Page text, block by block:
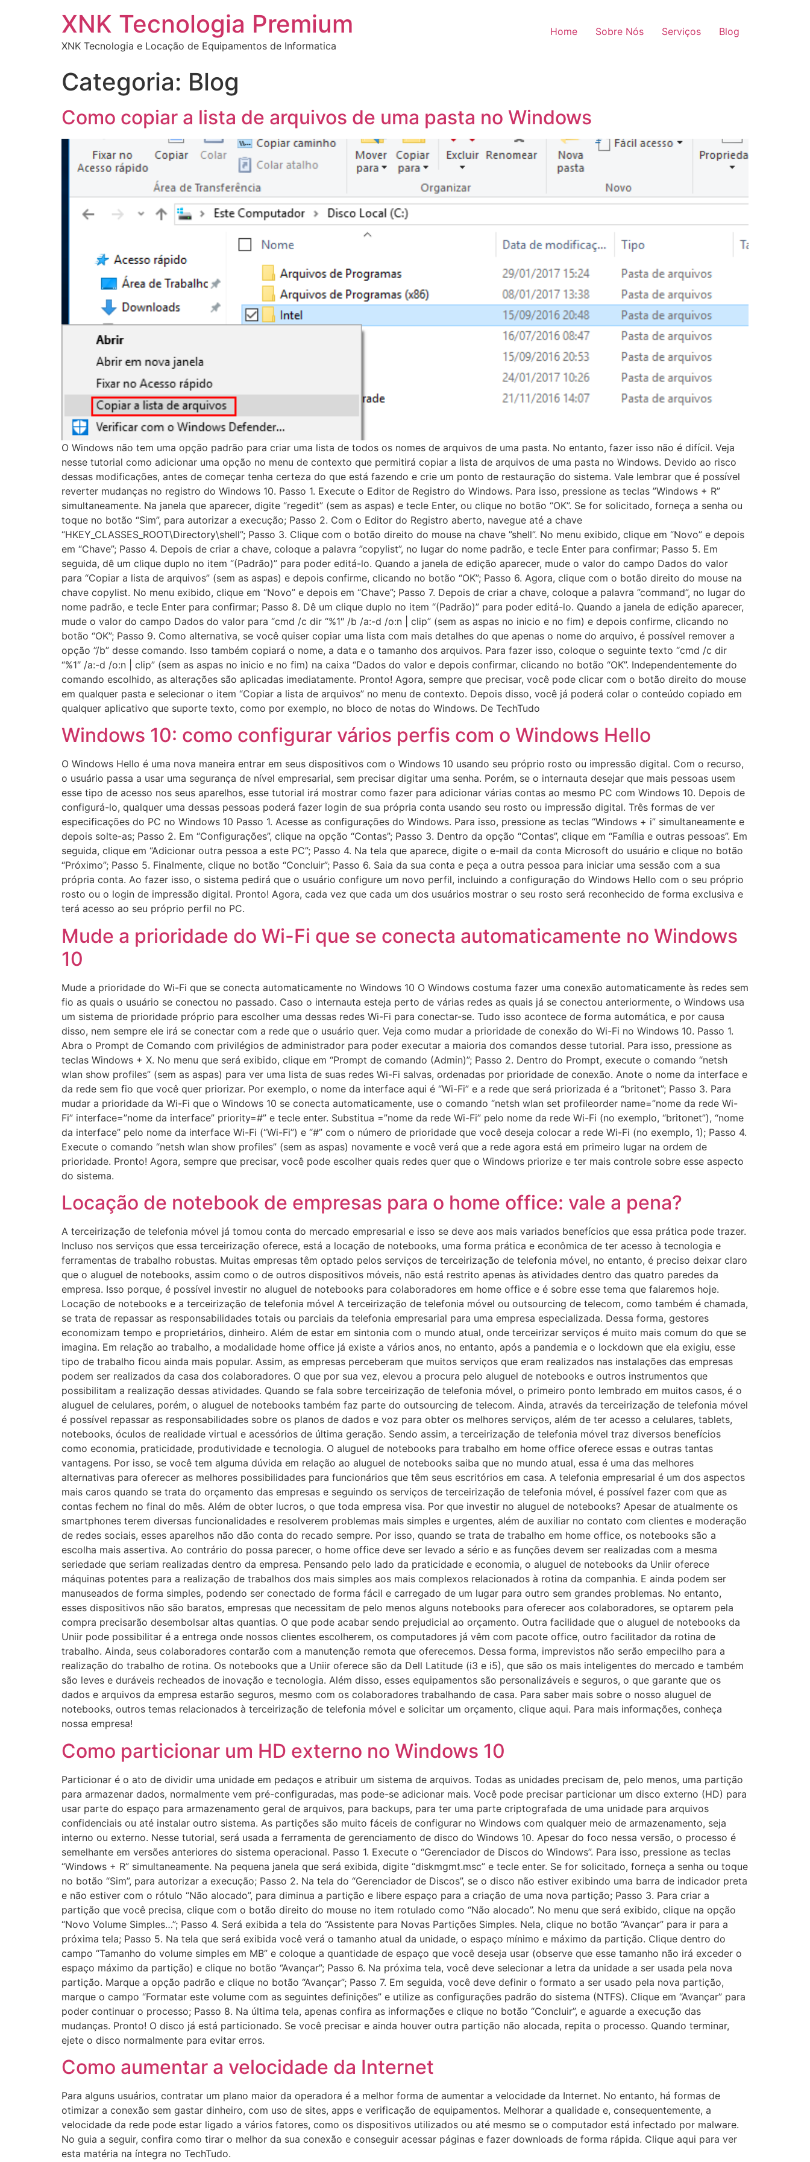
XNK Tecnologia Premium
XNK Tecnologia e Locação de Equipamentos de Informatica
Home Sobre Nós Serviços Blog
Categoria: Blog
Como copiar a lista de arquivos de uma pasta no Windows
O Windows não tem uma opção padrão para criar uma lista de todos os nomes de arquivos de uma pasta. No entanto, fazer isso não é difícil. Veja
nesse tutorial como adicionar uma opção no menu de contexto que permitirá copiar a lista de arquivos de uma pasta no Windows. Devido ao risco
dessas modificações, antes de começar tenha certeza do que está fazendo e crie um ponto de restauração do sistema. Vale lembrar que é possível
reverter mudanças no registro do Windows 10. Passo 1. Execute o Editor de Registro do Windows. Para isso, pressione as teclas ”Windows + R”
simultaneamente. Na janela que aparecer, digite “regedit” (sem as aspas) e tecle Enter, ou clique no botão “OK”. Se for solicitado, forneça a senha ou
toque no botão “Sim”, para autorizar a execução; Passo 2. Com o Editor do Registro aberto, navegue até a chave
“HKEY_CLASSES_ROOT\Directory\shell”; Passo 3. Clique com o botão direito do mouse na chave ”shell”. No menu exibido, clique em “Novo” e depois
em “Chave”; Passo 4. Depois de criar a chave, coloque a palavra ”copylist”, no lugar do nome padrão, e tecle Enter para confirmar; Passo 5. Em
seguida, dê um clique duplo no item “(Padrão)” para poder editá-lo. Quando a janela de edição aparecer, mude o valor do campo Dados do valor
para “Copiar a lista de arquivos” (sem as aspas) e depois confirme, clicando no botão “OK”; Passo 6. Agora, clique com o botão direito do mouse na
chave copylist. No menu exibido, clique em “Novo” e depois em “Chave”; Passo 7. Depois de criar a chave, coloque a palavra ”command”, no lugar do
nome padrão, e tecle Enter para confirmar; Passo 8. Dê um clique duplo no item “(Padrão)” para poder editá-lo. Quando a janela de edição aparecer,
mude o valor do campo Dados do valor para “cmd /c dir “%1″ /b /a:-d /o:n | clip” (sem as aspas no inicio e no fim) e depois confirme, clicando no
botão “OK”; Passo 9. Como alternativa, se você quiser copiar uma lista com mais detalhes do que apenas o nome do arquivo, é possível remover a
opção ”/b” desse comando. Isso também copiará o nome, a data e o tamanho dos arquivos. Para fazer isso, coloque o seguinte texto “cmd /c dir
“%1″ /a:-d /o:n | clip” (sem as aspas no inicio e no fim) na caixa “Dados do valor e depois confirmar, clicando no botão “OK”. Independentemente do
comando escolhido, as alterações são aplicadas imediatamente. Pronto! Agora, sempre que precisar, você pode clicar com o botão direito do mouse
em qualquer pasta e selecionar o item “Copiar a lista de arquivos” no menu de contexto. Depois disso, você já poderá colar o conteúdo copiado em
qualquer aplicativo que suporte texto, como por exemplo, no bloco de notas do Windows. De TechTudo
Windows 10: como configurar vários perfis com o Windows Hello
O Windows Hello é uma nova maneira entrar em seus dispositivos com o Windows 10 usando seu próprio rosto ou impressão digital. Com o recurso,
o usuário passa a usar uma segurança de nível empresarial, sem precisar digitar uma senha. Porém, se o internauta desejar que mais pessoas usem
esse tipo de acesso nos seus aparelhos, esse tutorial irá mostrar como fazer para adicionar várias contas ao mesmo PC com Windows 10. Depois de
configurá-lo, qualquer uma dessas pessoas poderá fazer login de sua própria conta usando seu rosto ou impressão digital. Três formas de ver
especificações do PC no Windows 10 Passo 1. Acesse as configurações do Windows. Para isso, pressione as teclas “Windows + i” simultaneamente e
depois solte-as; Passo 2. Em “Configurações”, clique na opção “Contas”; Passo 3. Dentro da opção “Contas”, clique em “Família e outras pessoas”. Em
seguida, clique em “Adicionar outra pessoa a este PC”; Passo 4. Na tela que aparece, digite o e-mail da conta Microsoft do usuário e clique no botão
“Próximo”; Passo 5. Finalmente, clique no botão “Concluir”; Passo 6. Saia da sua conta e peça a outra pessoa para iniciar uma sessão com a sua
própria conta. Ao fazer isso, o sistema pedirá que o usuário configure um novo perfil, incluindo a configuração do Windows Hello com o seu próprio
rosto ou o login de impressão digital. Pronto! Agora, cada vez que cada um dos usuários mostrar o seu rosto será reconhecido de forma exclusiva e
terá acesso ao seu próprio perfil no PC.
Mude a prioridade do Wi-Fi que se conecta automaticamente no Windows
10
Mude a prioridade do Wi-Fi que se conecta automaticamente no Windows 10 O Windows costuma fazer uma conexão automaticamente às redes sem
fio as quais o usuário se conectou no passado. Caso o internauta esteja perto de várias redes as quais já se conectou anteriormente, o Windows usa
um sistema de prioridade próprio para escolher uma dessas redes Wi-Fi para conectar-se. Tudo isso acontece de forma automática, e por causa
disso, nem sempre ele irá se conectar com a rede que o usuário quer. Veja como mudar a prioridade de conexão do Wi-Fi no Windows 10. Passo 1.
Abra o Prompt de Comando com privilégios de administrador para poder executar a maioria dos comandos desse tutorial. Para isso, pressione as
teclas Windows + X. No menu que será exibido, clique em “Prompt de comando (Admin)”; Passo 2. Dentro do Prompt, execute o comando “netsh
wlan show profiles” (sem as aspas) para ver uma lista de suas redes Wi-Fi salvas, ordenadas por prioridade de conexão. Anote o nome da interface e
da rede sem fio que você quer priorizar. Por exemplo, o nome da interface aqui é “Wi-Fi” e a rede que será priorizada é a “britonet”; Passo 3. Para
mudar a prioridade da Wi-Fi que o Windows 10 se conecta automaticamente, use o comando “netsh wlan set profileorder name=”nome da rede Wi-
Fi” interface=”nome da interface” priority=#” e tecle enter. Substitua =”nome da rede Wi-Fi” pelo nome da rede Wi-Fi (no exemplo, “britonet”), “nome
da interface” pelo nome da interface Wi-Fi (“Wi-Fi”) e “#” com o número de prioridade que você deseja colocar a rede Wi-Fi (no exemplo, 1); Passo 4.
Execute o comando “netsh wlan show profiles” (sem as aspas) novamente e você verá que a rede agora está em primeiro lugar na ordem de
prioridade. Pronto! Agora, sempre que precisar, você pode escolher quais redes quer que o Windows priorize e ter mais controle sobre esse aspecto
do sistema.
Locação de notebook de empresas para o home office: vale a pena?
A terceirização de telefonia móvel já tomou conta do mercado empresarial e isso se deve aos mais variados benefícios que essa prática pode trazer.
Incluso nos serviços que essa terceirização oferece, está a locação de notebooks, uma forma prática e econômica de ter acesso à tecnologia e
ferramentas de trabalho robustas. Muitas empresas têm optado pelos serviços de terceirização de telefonia móvel, no entanto, é preciso deixar claro
que o aluguel de notebooks, assim como o de outros dispositivos móveis, não está restrito apenas às atividades dentro das quatro paredes da
empresa. Isso porque, é possível investir no aluguel de notebooks para colaboradores em home office e é sobre esse tema que falaremos hoje.
Locação de notebooks e a terceirização de telefonia móvel A terceirização de telefonia móvel ou outsourcing de telecom, como também é chamada,
se trata de repassar as responsabilidades totais ou parciais da telefonia empresarial para uma empresa especializada. Dessa forma, gestores
economizam tempo e proprietários, dinheiro. Além de estar em sintonia com o mundo atual, onde terceirizar serviços é muito mais comum do que se
imagina. Em relação ao trabalho, a modalidade home office já existe a vários anos, no entanto, após a pandemia e o lockdown que ela exigiu, esse
tipo de trabalho ficou ainda mais popular. Assim, as empresas perceberam que muitos serviços que eram realizados nas instalações das empresas
podem ser realizados da casa dos colaboradores. O que por sua vez, elevou a procura pelo aluguel de notebooks e outros instrumentos que
possibilitam a realização dessas atividades. Quando se fala sobre terceirização de telefonia móvel, o primeiro ponto lembrado em muitos casos, é o
aluguel de celulares, porém, o aluguel de notebooks também faz parte do outsourcing de telecom. Ainda, através da terceirização de telefonia móvel
é possível repassar as responsabilidades sobre os planos de dados e voz para obter os melhores serviços, além de ter acesso a celulares, tablets,
notebooks, óculos de realidade virtual e acessórios de última geração. Sendo assim, a terceirização de telefonia móvel traz diversos benefícios
como economia, praticidade, produtividade e tecnologia. O aluguel de notebooks para trabalho em home office oferece essas e outras tantas
vantagens. Por isso, se você tem alguma dúvida em relação ao aluguel de notebooks saiba que no mundo atual, essa é uma das melhores
alternativas para oferecer as melhores possibilidades para funcionários que têm seus escritórios em casa. A telefonia empresarial é um dos aspectos
mais caros quando se trata do orçamento das empresas e seguindo os serviços de terceirização de telefonia móvel, é possível fazer com que as
contas fechem no final do mês. Além de obter lucros, o que toda empresa visa. Por que investir no aluguel de notebooks? Apesar de atualmente os
smartphones terem diversas funcionalidades e resolverem problemas mais simples e urgentes, além de auxiliar no contato com clientes e moderação
de redes sociais, esses aparelhos não dão conta do recado sempre. Por isso, quando se trata de trabalho em home office, os notebooks são a
escolha mais assertiva. Ao contrário do possa parecer, o home office deve ser levado a sério e as funções devem ser realizadas com a mesma
seriedade que seriam realizadas dentro da empresa. Pensando pelo lado da praticidade e economia, o aluguel de notebooks da Uniir oferece
máquinas potentes para a realização de trabalhos dos mais simples aos mais complexos relacionados à rotina da companhia. E ainda podem ser
manuseados de forma simples, podendo ser conectado de forma fácil e carregado de um lugar para outro sem grandes problemas. No entanto,
esses dispositivos não são baratos, empresas que necessitam de pelo menos alguns notebooks para oferecer aos colaboradores, se optarem pela
compra precisarão desembolsar altas quantias. O que pode acabar sendo prejudicial ao orçamento. Outra facilidade que o aluguel de notebooks da
Uniir pode possibilitar é a entrega onde nossos clientes escolherem, os computadores já vêm com pacote office, outro facilitador da rotina de
trabalho. Ainda, seus colaboradores contarão com a manutenção remota que oferecemos. Dessa forma, imprevistos não serão empecilho para a
realização do trabalho de rotina. Os notebooks que a Uniir oferece são da Dell Latitude (i3 e i5), que são os mais inteligentes do mercado e também
são leves e duráveis recheados de inovação e tecnologia. Além disso, esses equipamentos são personalizáveis e seguros, o que garante que os
dados e arquivos da empresa estarão seguros, mesmo com os colaboradores trabalhando de casa. Para saber mais sobre o nosso aluguel de
notebooks, outros temas relacionados à terceirização de telefonia móvel e solicitar um orçamento, clique aqui. Para mais informações, conheça
nossa empresa!
Como particionar um HD externo no Windows 10
Particionar é o ato de dividir uma unidade em pedaços e atribuir um sistema de arquivos. Todas as unidades precisam de, pelo menos, uma partição
para armazenar dados, normalmente vem pré-configuradas, mas pode-se adicionar mais. Você pode precisar particionar um disco externo (HD) para
usar parte do espaço para armazenamento geral de arquivos, para backups, para ter uma parte criptografada de uma unidade para arquivos
confidenciais ou até instalar outro sistema. As partições são muito fáceis de configurar no Windows com qualquer meio de armazenamento, seja
interno ou externo. Nesse tutorial, será usada a ferramenta de gerenciamento de disco do Windows 10. Apesar do foco nessa versão, o processo é
semelhante em versões anteriores do sistema operacional. Passo 1. Execute o “Gerenciador de Discos do Windows”. Para isso, pressione as teclas
“Windows + R” simultaneamente. Na pequena janela que será exibida, digite “diskmgmt.msc” e tecle enter. Se for solicitado, forneça a senha ou toque
no botão “Sim”, para autorizar a execução; Passo 2. Na tela do “Gerenciador de Discos”, se o disco não estiver exibindo uma barra de indicador preta
e não estiver com o rótulo “Não alocado”, para diminua a partição e libere espaço para a criação de uma nova partição; Passo 3. Para criar a
partição que você precisa, clique com o botão direito do mouse no item rotulado como “Não alocado”. No menu que será exibido, clique na opção
“Novo Volume Simples…”; Passo 4. Será exibida a tela do “Assistente para Novas Partições Simples. Nela, clique no botão “Avançar” para ir para a
próxima tela; Passo 5. Na tela que será exibida você verá o tamanho atual da unidade, o espaço mínimo e máximo da partição. Clique dentro do
campo “Tamanho do volume simples em MB” e coloque a quantidade de espaço que você deseja usar (observe que esse tamanho não irá exceder o
espaço máximo da partição) e clique no botão “Avançar”; Passo 6. Na próxima tela, você deve selecionar a letra da unidade a ser usada pela nova
partição. Marque a opção padrão e clique no botão “Avançar”; Passo 7. Em seguida, você deve definir o formato a ser usado pela nova partição,
marque o campo “Formatar este volume com as seguintes definições” e utilize as configurações padrão do sistema (NTFS). Clique em “Avançar” para
poder continuar o processo; Passo 8. Na última tela, apenas confira as informações e clique no botão “Concluir”, e aguarde a execução das
mudanças. Pronto! O disco já está particionado. Se você precisar e ainda houver outra partição não alocada, repita o processo. Quando terminar,
ejete o disco normalmente para evitar erros.
Como aumentar a velocidade da Internet
Para alguns usuários, contratar um plano maior da operadora é a melhor forma de aumentar a velocidade da Internet. No entanto, há formas de
otimizar a conexão sem gastar dinheiro, com uso de sites, apps e verificação de equipamentos. Melhorar a qualidade e, consequentemente, a
velocidade da rede pode estar ligado a vários fatores, como os dispositivos utilizados ou até mesmo se o computador está infectado por malware.
No guia a seguir, confira como tirar o melhor da sua conexão e conseguir acessar páginas e fazer downloads de forma rápida. Clique aqui para ver
esta matéria na íntegra no TechTudo.